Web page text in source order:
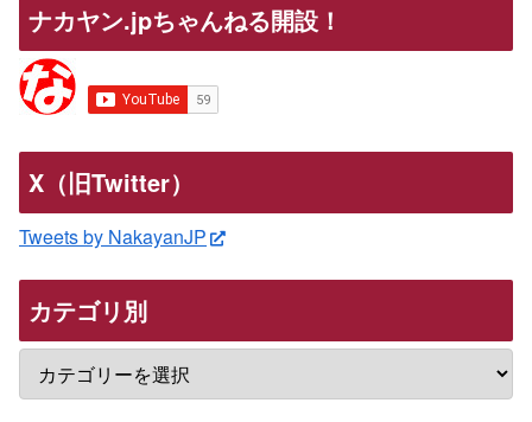
ナカヤン.jpちゃんねる開設！
X（旧Twitter）
Tweets by NakayanJP
カテゴリ別